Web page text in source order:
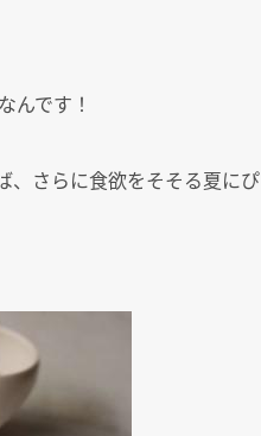
んです！
、さらに食欲をそそる夏にぴ